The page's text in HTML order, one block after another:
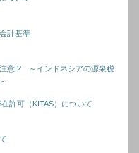
計基準
意!? ～インドネシアの源泉税
許可（KITAS）について